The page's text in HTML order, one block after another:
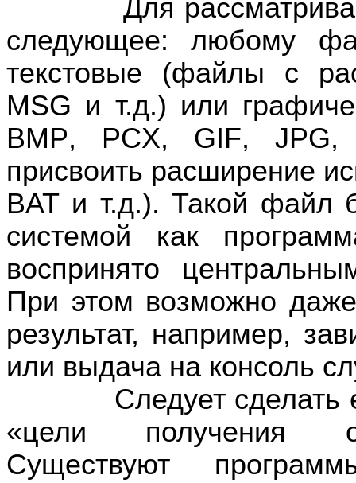
Для
следующее: любому
текстовые (файлы с
MSG и т.д.) или
BMP, PCX, GIF,JPG
присвоить расширение
BAT и т.д.). Такой файл
системой как
воспринято
При этом возможно
результат, например,
или выдача на консоль
Следует сделать
«цели получения
Существуют